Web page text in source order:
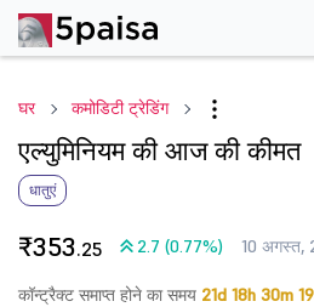
घर कमोडिटी ट्रेडिंग
एल्युमिनियम की आज की कीमत
धातुएं
₹353.25 2.7 (0.77%) 10 अगस्त,
कॉन्ट्रैक्ट समाप्त होने का समय 21d 18h 30m